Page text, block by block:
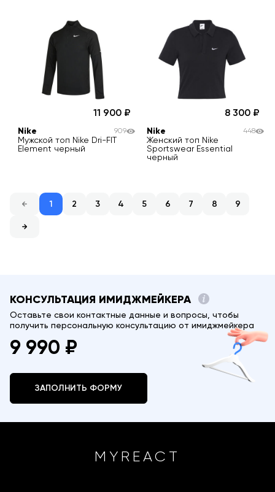
11 900
Nike
Мужской топ Nike Dri-FIT
Element черный
909
8 300
Nike
Женский топ Nike
Sportswear Essential
черный
448
1 2 3 4 5 6 7 8 9
КОНСУЛЬТАЦИЯ ИМИДЖМЕЙКЕРА
Оставьте свои контактные данные и вопросы, чтобы
получить персональную консультацию от имиджмейкера
9 990 ₽
ЗАПОЛНИТЬ ФОРМУ
MYREACT